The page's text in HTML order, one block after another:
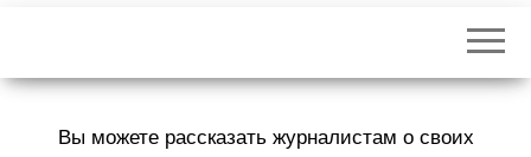
к
р
Вы можете рассказать журналистам о своих